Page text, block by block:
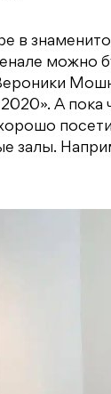
в
можно
А пока
залы.